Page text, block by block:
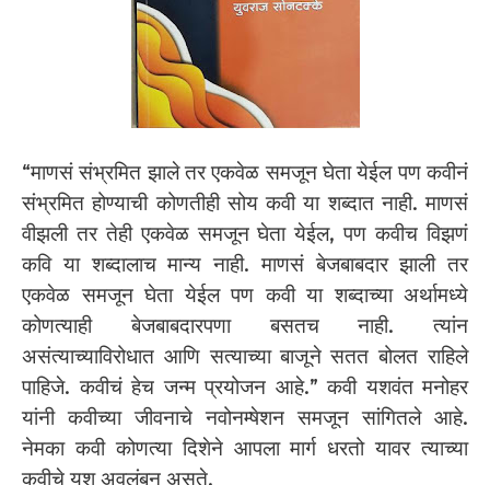
“माणसं संभ्रमित झाले तर एकवेळ समजून घेता येईल पण कवीनं
संभ्रमित होण्याची कोणतीही सोय कवी या शब्दात नाही. माणसं
वीझली तर तेही एकवेळ समजून घेता येईल, पण कवीच विझणं
कवि या शब्दालाच मान्य नाही. माणसं बेजबाबदार झाली तर
एकवेळ समजून घेता येईल पण कवी या शब्दाच्या अर्थामध्ये
कोणत्याही बेजबाबदारपणा बसतच नाही. त्यांन
असंत्याच्याविरोधात आणि सत्याच्या बाजूने सतत बोलत राहिले
पाहिजे. कवीचं हेच जन्म प्रयोजन आहे.” कवी यशवंत मनोहर
यांनी कवीच्या जीवनाचे नवोनम्षेशन समजून सांगितले आहे.
नेमका कवी कोणत्या दिशेने आपला मार्ग धरतो यावर त्याच्या
कवीचे यश अवलंबून असते.